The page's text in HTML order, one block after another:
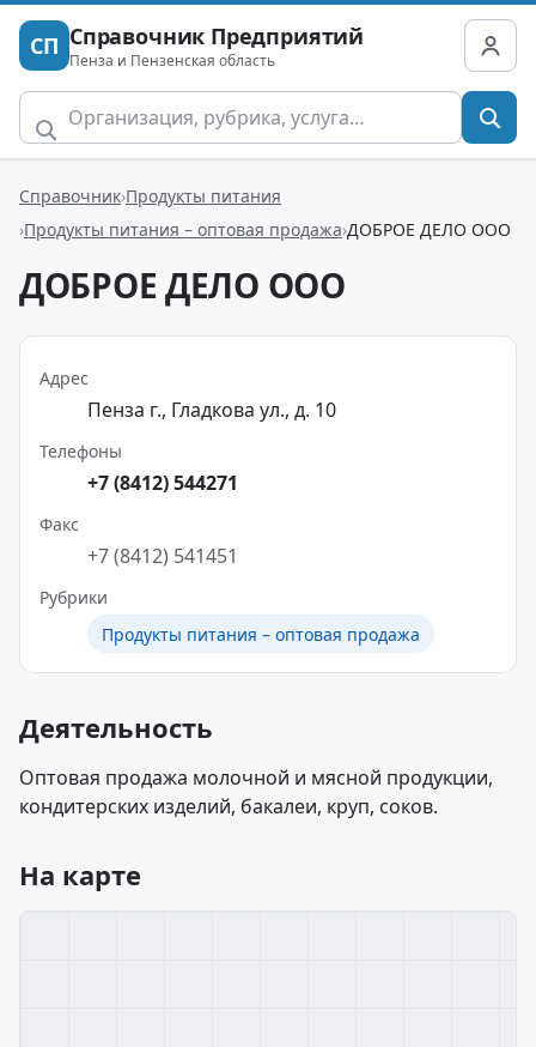
СП Справочник Предприятий
Пенза и Пензенская область
Справочник Продукты питания
Продукты питания – оптовая продажа ДОБРОЕ ДЕЛО ООО
ДОБРОЕ ДЕЛО ООО
Адрес
Пенза г., Гладкова ул., д. 10
Телефоны
+7 (8412) 544271
Факс
+7 (8412) 541451
Рубрики
Продукты питания – оптовая продажа
Деятельность
Оптовая продажа молочной и мясной продукции,
кондитерских изделий, бакалеи, круп, соков.
На карте